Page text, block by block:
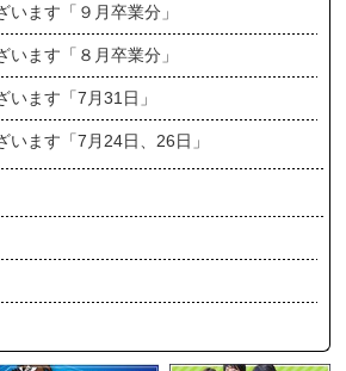
います「９月卒業分」
います「８月卒業分」
います「7月31日」
います「7月24日、26日」